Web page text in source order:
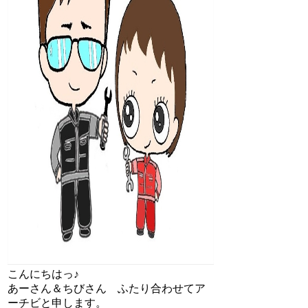
こんにちはっ♪
あーさん＆ちびさん ふたり合わせてア
ーチビと申します。